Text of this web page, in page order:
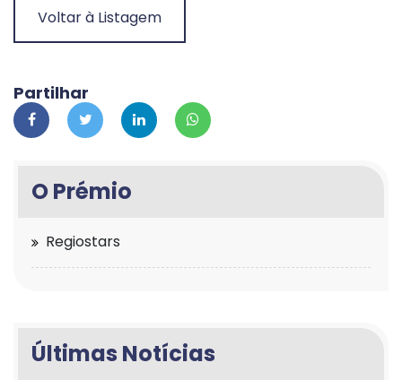
Voltar à Listagem
Partilhar
O Prémio
Regiostars
Últimas Notícias